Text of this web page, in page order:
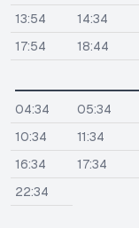
13:54
14:34
17:54
18:44
04:34 05:34
10:34
11:34
16:34
17:34
22:34